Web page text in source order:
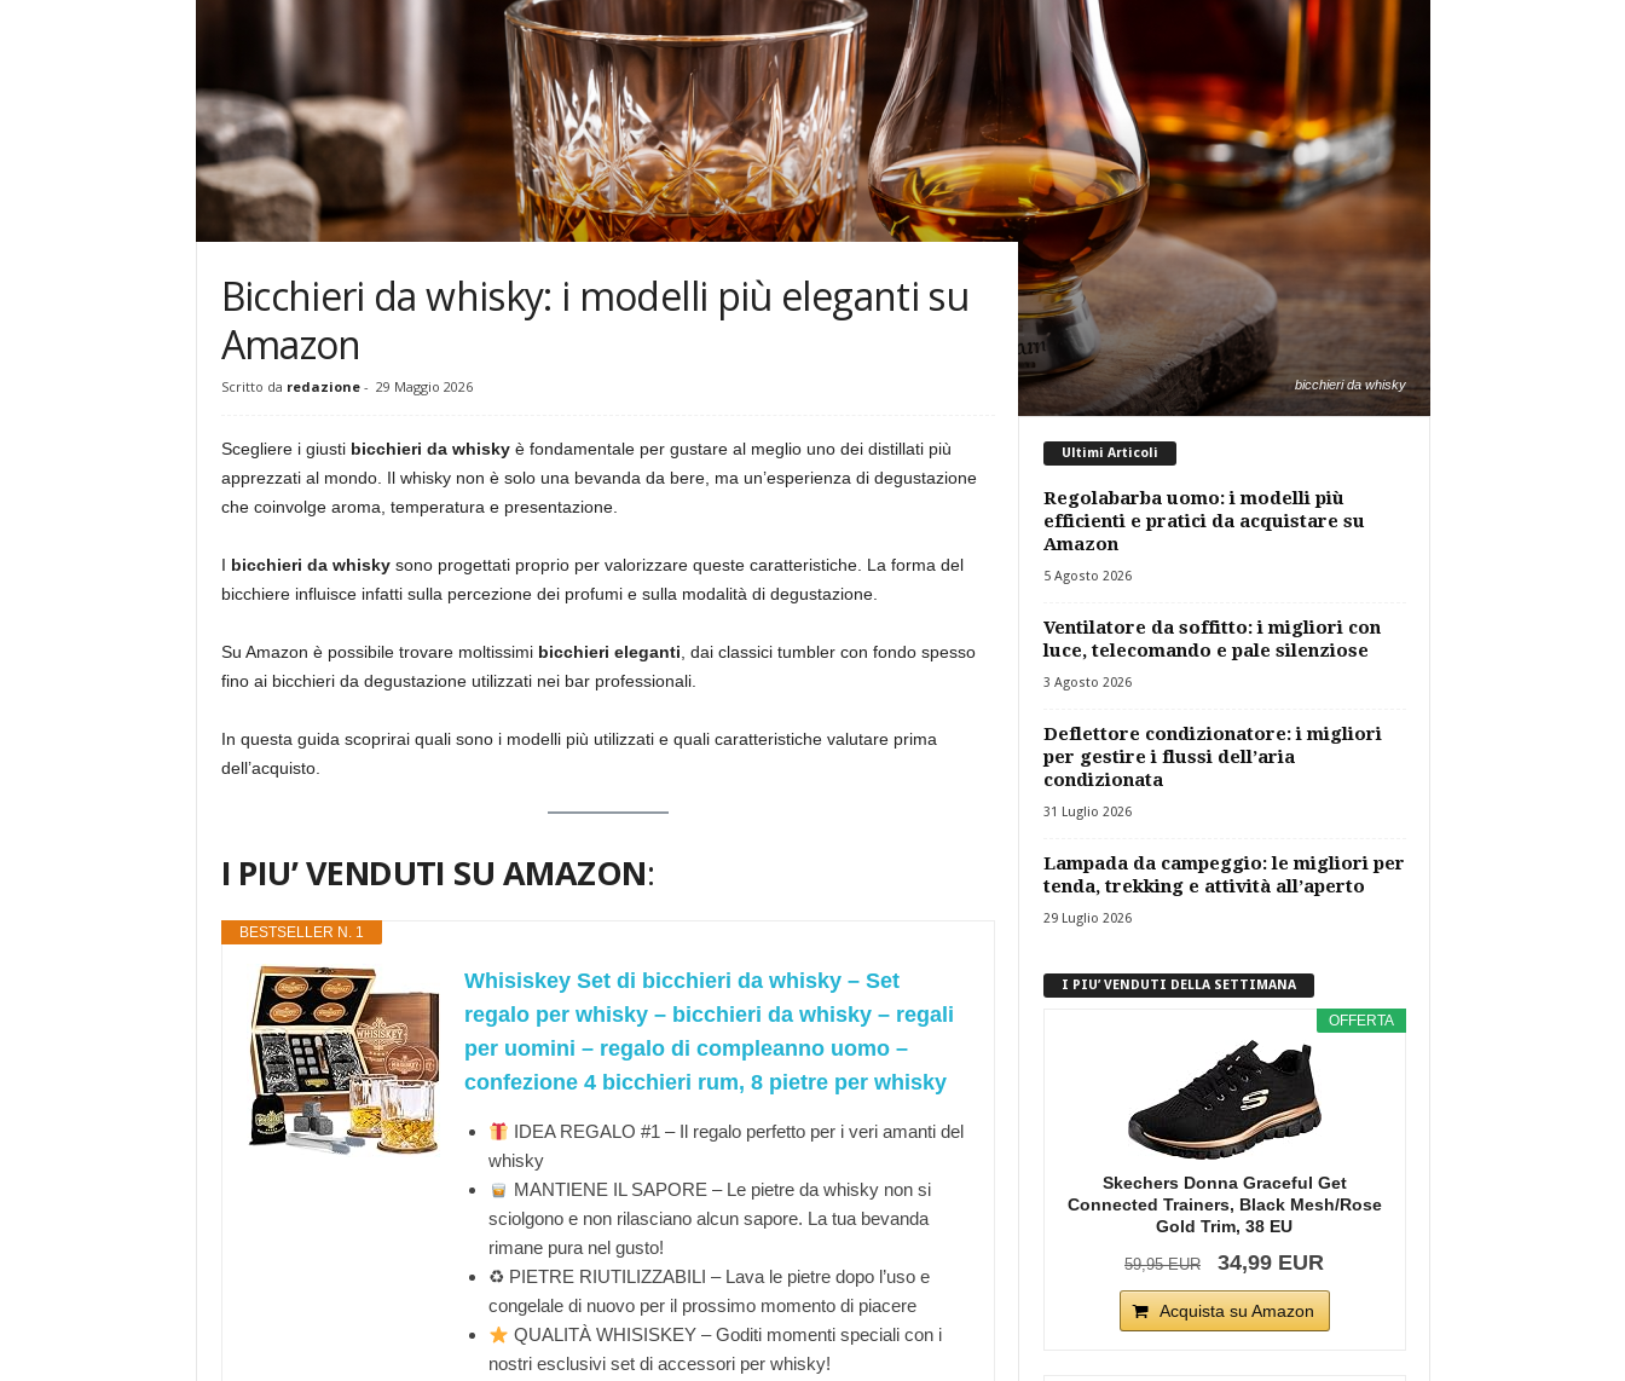
bicchieri da whisky
Bicchieri da whisky: i modelli più eleganti su
Amazon
Scritto da redazione- 29 Maggio 2026
Scegliere i giusti bicchieri da whiskyè fondamentale per gustare al meglio uno dei distillati più
apprezzati al mondo. Il whisky non è solo una bevanda da bere, ma un’esperienza di degustazione
che coinvolge aroma, temperatura e presentazione.
I bicchieri da whiskysono progettati proprio per valorizzare queste caratteristiche. La forma del
bicchiere influisce infatti sulla percezione dei profumi e sulla modalità di degustazione.
Su Amazon è possibile trovare moltissimi bicchieri eleganti , dai classici tumbler con fondo spesso
fino ai bicchieri da degustazione utilizzati nei bar professionali.
In questa guida scoprirai quali sono i modelli più utilizzati e quali caratteristiche valutare prima
dell’acquisto.
I PIU’ VENDUTI SU AMAZON:
BESTSELLER N. 1
Whisiskey Set di bicchieri da whisky – Set
regalo per whisky – bicchieri da whisky – regali
per uomini – regalo di compleanno uomo –
confezione 4 bicchieri rum, 8 pietre per whisky
IDEA REGALO #1 – Il regalo perfetto per i veri amanti del
whisky
MANTIENE IL SAPORE – Le pietre da whisky non si
sciolgono e non rilasciano alcun sapore. La tua bevanda
rimane pura nel gusto!
♻ PIETRE RIUTILIZZABILI – Lava le pietre dopo l’uso e
congelale di nuovo per il prossimo momento di piacere
QUALITÀ WHISISKEY – Goditi momenti speciali con i
nostri esclusivi set di accessori per whisky!
Ultimi Articoli
Regolabarba uomo: i modelli più
efficienti e pratici da acquistare su
Amazon
5 Agosto 2026
Ventilatore da soffitto: i migliori con
luce, telecomando e pale silenziose
3 Agosto 2026
Deflettore condizionatore: i migliori
per gestire i flussi dell’aria
condizionata
31 Luglio 2026
Lampada da campeggio: le migliori per
tenda, trekking e attività all’aperto
29 Luglio 2026
I PIU’ VENDUTI DELLA SETTIMANA
OFFERTA
Skechers Donna Graceful Get
Connected Trainers, Black Mesh/Rose
Gold Trim, 38 EU
59,95 EUR 34,99 EUR
Acquista su Amazon